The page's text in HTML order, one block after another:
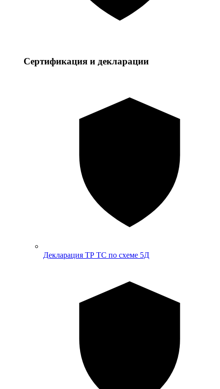
Сертификация и декларации
Декларация ТР ТС по схеме 5Д